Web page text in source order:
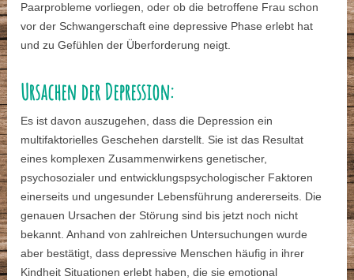
Paarprobleme vorliegen, oder ob die betroffene Frau schon
vor der Schwangerschaft eine depressive Phase erlebt hat
und zu Gefühlen der Überforderung neigt.
Ursachen der Depression:
Es ist davon auszugehen, dass die Depression ein
multifaktorielles Geschehen darstellt. Sie ist das Resultat
eines komplexen Zusammenwirkens genetischer,
psychosozialer und entwicklungspsychologischer Faktoren
einerseits und ungesunder Lebensführung andererseits. Die
genauen Ursachen der Störung sind bis jetzt noch nicht
bekannt. Anhand von zahlreichen Untersuchungen wurde
aber bestätigt, dass depressive Menschen häufig in ihrer
Kindheit Situationen erlebt haben, die sie emotional